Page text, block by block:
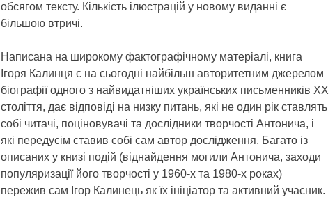
обсягом тексту. Кількість ілюстрацій у новому виданні є
більшою втричі.
Написана на широкому фактографічному матеріалі, книга
Ігоря Калинця є на сьогодні найбільш авторитетним джерелом
біографії одного з найвидатніших українських письменників ХХ
століття, дає відповіді на низку питань, які не один рік ставлять
собі читачі, поціновувачі та дослідники творчості Антонича, і
які передусім ставив собі сам автор дослідження. Багато із
описаних у книзі подій (віднайдення могили Антонича, заходи
популяризації його творчості у 1960-х та 1980-х роках)
пережив сам Ігор Калинець як їх ініціатор та активний учасник.